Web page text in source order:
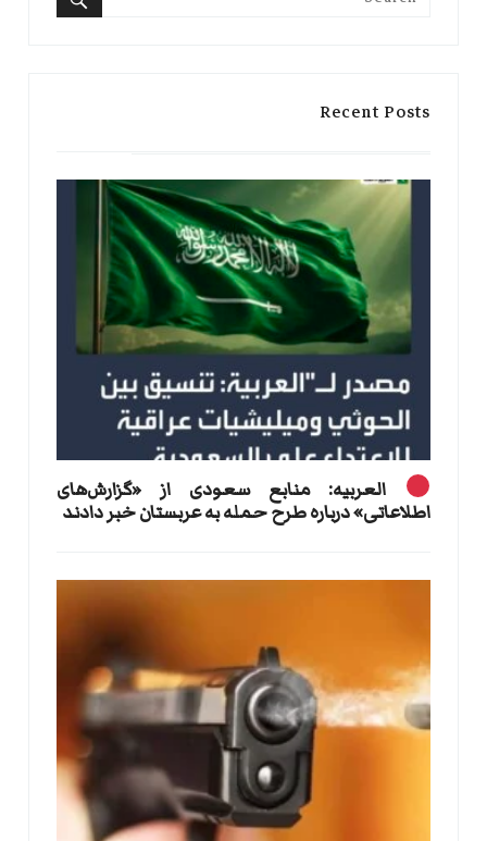
Recent Posts
العربیه: منابع سعودی از «گزارش‌های
اطلاعاتی» درباره طرح حمله به عربستان خبر دادند